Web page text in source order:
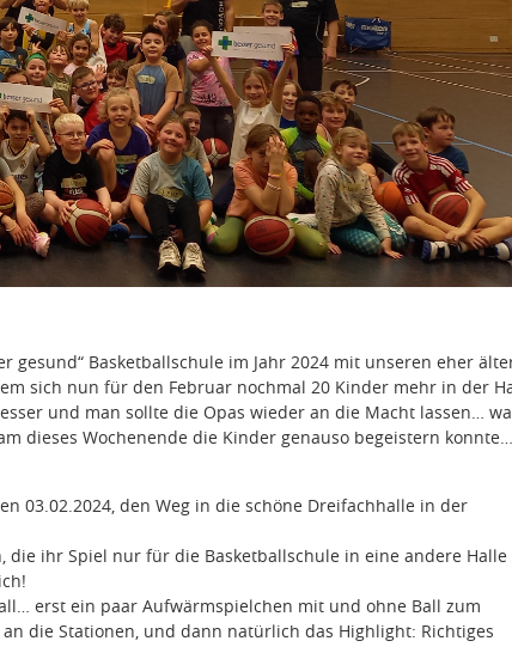
gesund“ Basketballschule im Jahr 2024 mit unseren eher
sich nun für den Februar nochmal 20 Kinder mehr in der
und man sollte die Opas wieder an die Macht lassen…
dieses Wochenende die Kinder genauso begeistern konnte…
03.02.2024, den Weg in die schöne Dreifachhalle in der
die ihr Spiel nur für die Basketballschule in eine andere Halle
erst ein paar Aufwärmspielchen mit und ohne Ball zum
die Stationen, und dann natürlich das Highlight: Richtiges